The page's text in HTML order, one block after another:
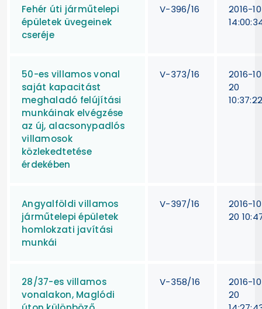
Fehér úti járműtelepi
épületek üvegeinek
cseréje
V-396/16
2016-
50-es villamos vonal
saját kapacitást
meghaladó felújítási
munkáinak elvégzése
az új, alacsonypadlós
villamosok
közlekedtetése
érdekében
V-373/16
2016-
20
Angyalföldi villamos
járműtelepi épületek
homlokzati javítási
munkái
V-397/16
2016-
20
28/37-es villamos
vonalakon, Maglódi
V-358/16
2016-
20